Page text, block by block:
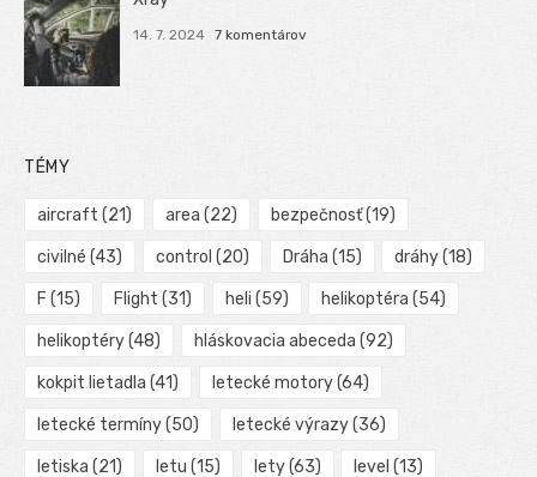
14. 7. 2024 7 komentárov
TÉMY
aircraft (21) area (22) bezpečnosť(19)
civilné (43) control (20) Dráha (15) dráhy(18)
F (15) Flight (31) heli (59) helikoptéra (54)
helikoptéry(48) hláskovacia abeceda (92)
kokpit lietadla (41) letecké motory(64)
letecké termíny(50) letecké výrazy(36)
letiska (21) letu (15) lety(63) level (13)